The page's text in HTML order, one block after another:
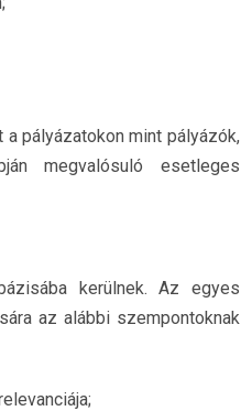
pályázatokon mint pályázók,
megvalósuló esetleges
kerülnek. Az egyes
az alábbi szempontoknak